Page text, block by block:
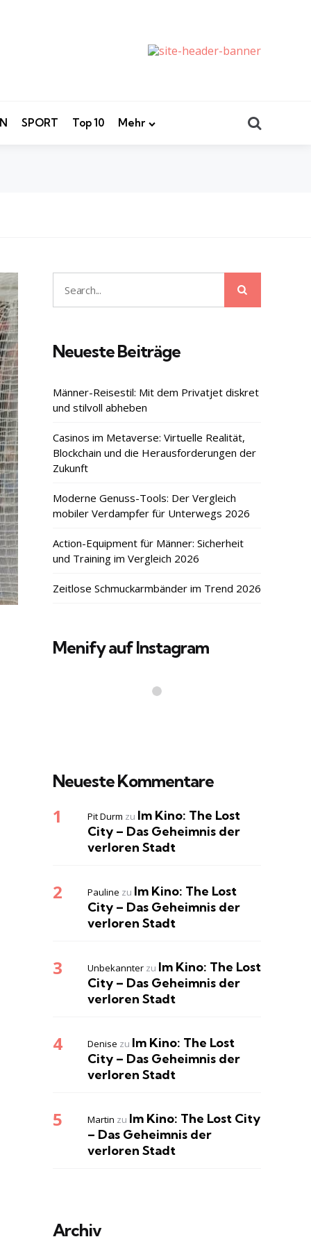
SPORT Top 10 Mehr
Search
for:
Neueste Beiträge
Männer-Reisestil: Mit dem Privatjet diskret
und stilvoll abheben
Casinos im Metaverse: Virtuelle Realität,
Blockchain und die Herausforderungen der
Zukunft
Moderne Genuss-Tools: Der Vergleich
mobiler Verdampfer für Unterwegs 2026
Action-Equipment für Männer: Sicherheit
und Training im Vergleich 2026
Zeitlose Schmuckarmbänder im Trend 2026
Menify auf Instagram
Neueste Kommentare
Pit Durm zu Im Kino: The Lost
City – Das Geheimnis der
verloren Stadt
Pauline zu Im Kino: The Lost
City – Das Geheimnis der
verloren Stadt
Unbekannter zu Im Kino: The Lost
City – Das Geheimnis der
verloren Stadt
Denise zu Im Kino: The Lost
City – Das Geheimnis der
verloren Stadt
Martin zu Im Kino: The Lost City
– Das Geheimnis der
verloren Stadt
Archiv